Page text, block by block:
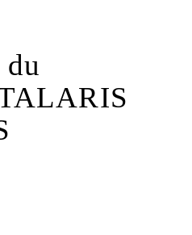
pratiques
du